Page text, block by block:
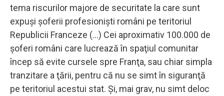
tema riscurilor majore de securitate la care sunt
expuşi şoferii profesionişti români pe teritoriul
Republicii Franceze (...) Cei aproximativ 100.000 de
şoferi români care lucrează în spaţiul comunitar
încep să evite cursele spre Franţa, sau chiar simpla
tranzitare a ţării, pentru că nu se simt în siguranţă
pe teritoriul acestui stat. Şi, mai grav, nu simt deloc